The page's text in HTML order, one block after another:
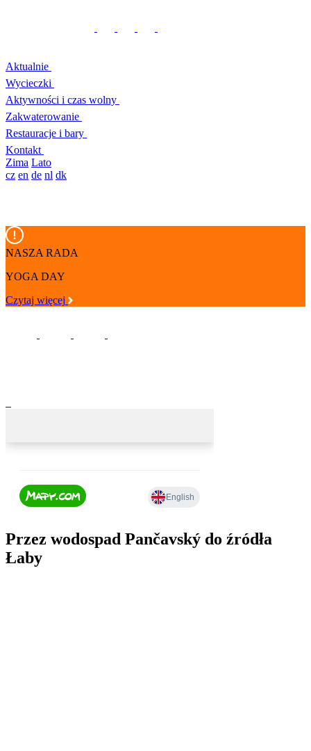
Aktualnie
Wycieczki
Aktywności i czas wolny
Zakwaterowanie
Restauracje i bary
Kontakt
Zima Lato
cz en de nl dk
NASZA RADA
YOGA DAY
Czytaj więcej
Przez wodospad Pančavský do źródła
Łaby